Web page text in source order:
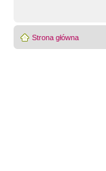
Strona główna